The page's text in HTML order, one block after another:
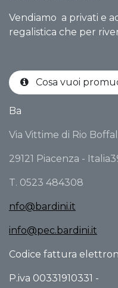
Vendiamo a privati e
regalistica che per
Cosa vuoi
Ba
Via Vittime di Rio
29121 Piacenza -
T. 0523 484308
nfo@bardini.it
info@pec.bardini.it
Codice fattura
P.iva 00331910331 -